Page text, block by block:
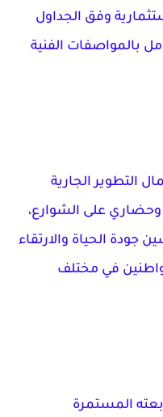
وفق الجداول
بالمواصفات الفنية
التطوير الجارية
على الشوارع،
جودة الحياة والارتقاء
في مختلف
المستمرة